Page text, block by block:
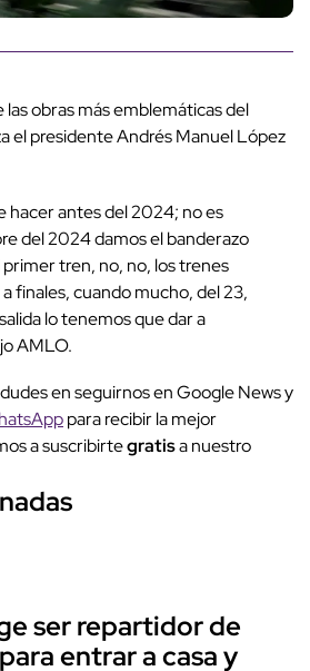
las obras más emblemáticas del
el presidente Andrés Manuel López
hacer antes del 2024; no es
del 2024 damos el banderazo
primer tren, no, no, los trenes
finales, cuando mucho, del 23,
lo tenemos que dar a
AMLO.
en seguirnos en Google News y
para recibir la mejor
a suscribirtegratisa nuestro
ser repartidor de
entrar a casa y